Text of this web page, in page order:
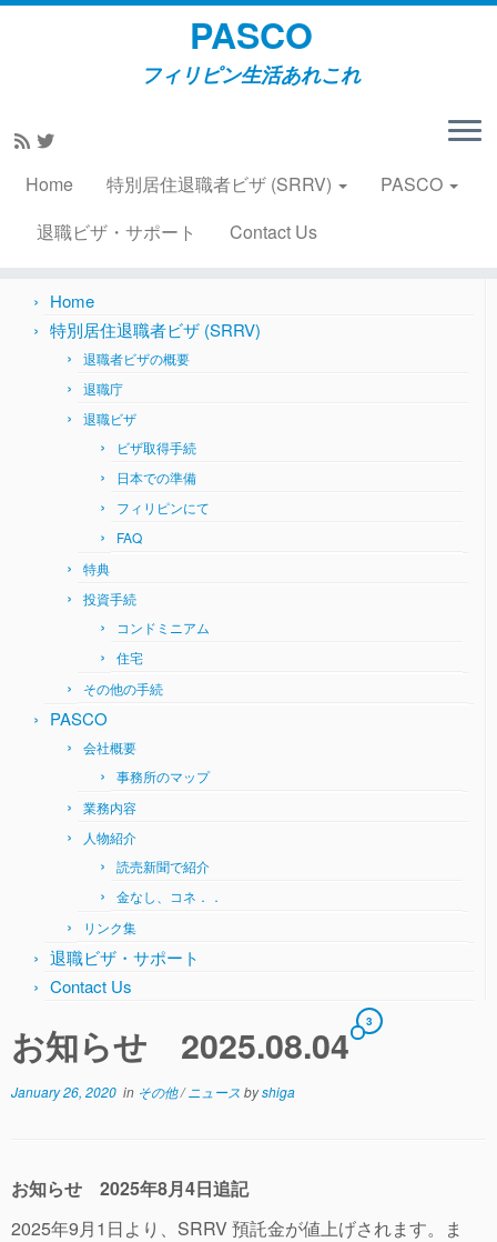
Skip
content
PASCO
フィリピン生活あれこれ
Home 特別居住退職者ビザ (SRRV)
PASCO
退職ビザ・サポート
Contact Us
Home
Search
Home
特別居住退職者ビザ (SRRV)
退職者ビザの概要
退職庁
退職ビザ
ビザ取得手続
日本での準備
フィリピンにて
FAQ
特典
投資手続
コンドミニアム
住宅
その他の手続
PASCO
会社概要
事務所のマップ
業務内容
人物紹介
読売新聞で紹介
金なし、コネ．．
リンク集
退職ビザ・サポート
Contact Us
お知らせ 2025.08.04 3
January 26, 2020 in その他/ ニュース byshiga
お知らせ 2025年8月4日追記
2025年9月1日より、SRRV 預託金が値上げされます。ま